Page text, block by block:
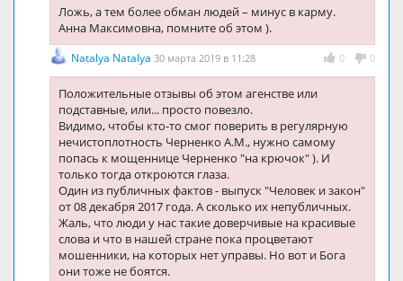
Ложь, а тем более обман людей – минус в карму.
Анна Максимовна, помните об этом ).
0 0
Natalya Natalya 30 марта 2019 в 11:28
Положительные отзывы об этом агенстве или
подставные, или... просто повезло.
Видимо, чтобы кто-то смог поверить в регулярную
нечистоплотность Черненко А.М., нужно самому
попась к мощеннице Черненко "на крючок" ). И
только тогда откроются глаза.
Один из публичных фактов - выпуск "Человек и закон"
от 08 декабря 2017 года. А сколько их непубличных.
Жаль, что люди у нас такие доверчивые на красивые
слова и что в нашей стране пока процветают
мошенники, на которых нет управы. Но вот и Бога
они тоже не боятся.